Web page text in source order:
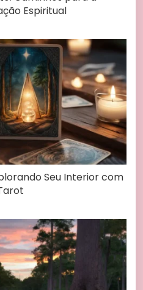
Espiritual
Seu Interior com